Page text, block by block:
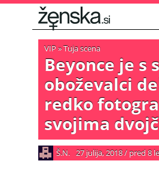
VIP»Tuja scena
Beyonce je s
oboževalci
redko
svojima
Š.N. 27 julija, 2018/ pred 8